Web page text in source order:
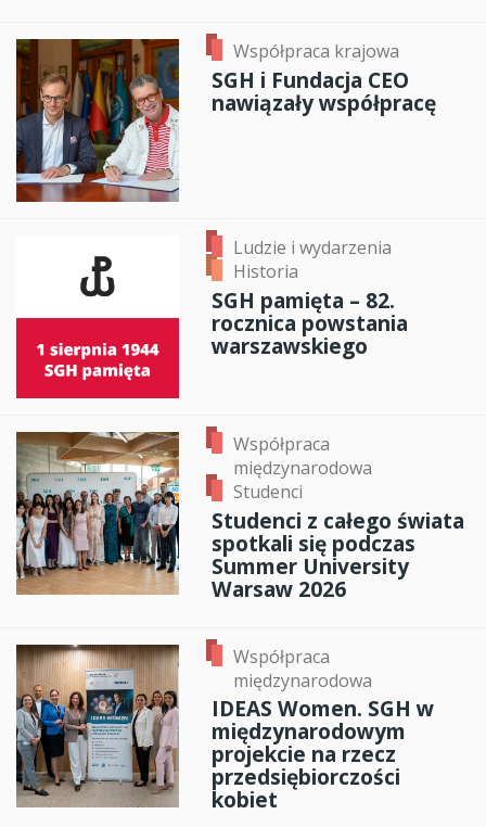
Współpraca krajowa
SGH i Fundacja CEO
nawiązały współpracę
Ludzie i wydarzenia
Historia
SGH pamięta – 82.
rocznica powstania
warszawskiego
Współpraca
międzynarodowa
Studenci
Studenci z całego świata
spotkali się podczas
Summer University
Warsaw 2026
Współpraca
międzynarodowa
IDEAS Women. SGH w
międzynarodowym
projekcie na rzecz
przedsiębiorczości
kobiet